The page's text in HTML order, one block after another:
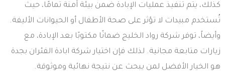
كذلك، يتم تنفيذ عمليات الإبادة ضمن بيئة آمنة تمامًا، حيث
تُستخدم مبيدات لا تؤثر على صحة الأطفال أو الحيوانات الأليفة.
وأيضاً، توفر شركة رواد الخليج ضمانًا مكتوبًا بعد الإبادة، مع
زيارات متابعة مجانية. لذلك فإن اختيار شركة ابادة الفئران بجدة
هو الخيار الأفضل لمن يبحث عن نتيجة نهائية وموثوقة.